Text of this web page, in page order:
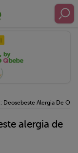
Deosebeste Alergia De O
alergia de